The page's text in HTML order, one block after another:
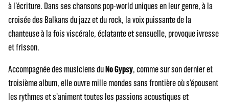
à l’écriture. Dans ses chansons pop-world uniques en leur genre, à la
croisée des Balkans du jazz et du rock, la voix puissante de la
chanteuse à la fois viscérale, éclatante et sensuelle, provoque ivresse
et frisson.
Accompagnée des musiciens duNo Gypsy, comme sur son dernier et
troisième album, elle ouvre mille mondes sans frontière où s’épousent
les rythmes et s'animent toutes les passions acoustiques et